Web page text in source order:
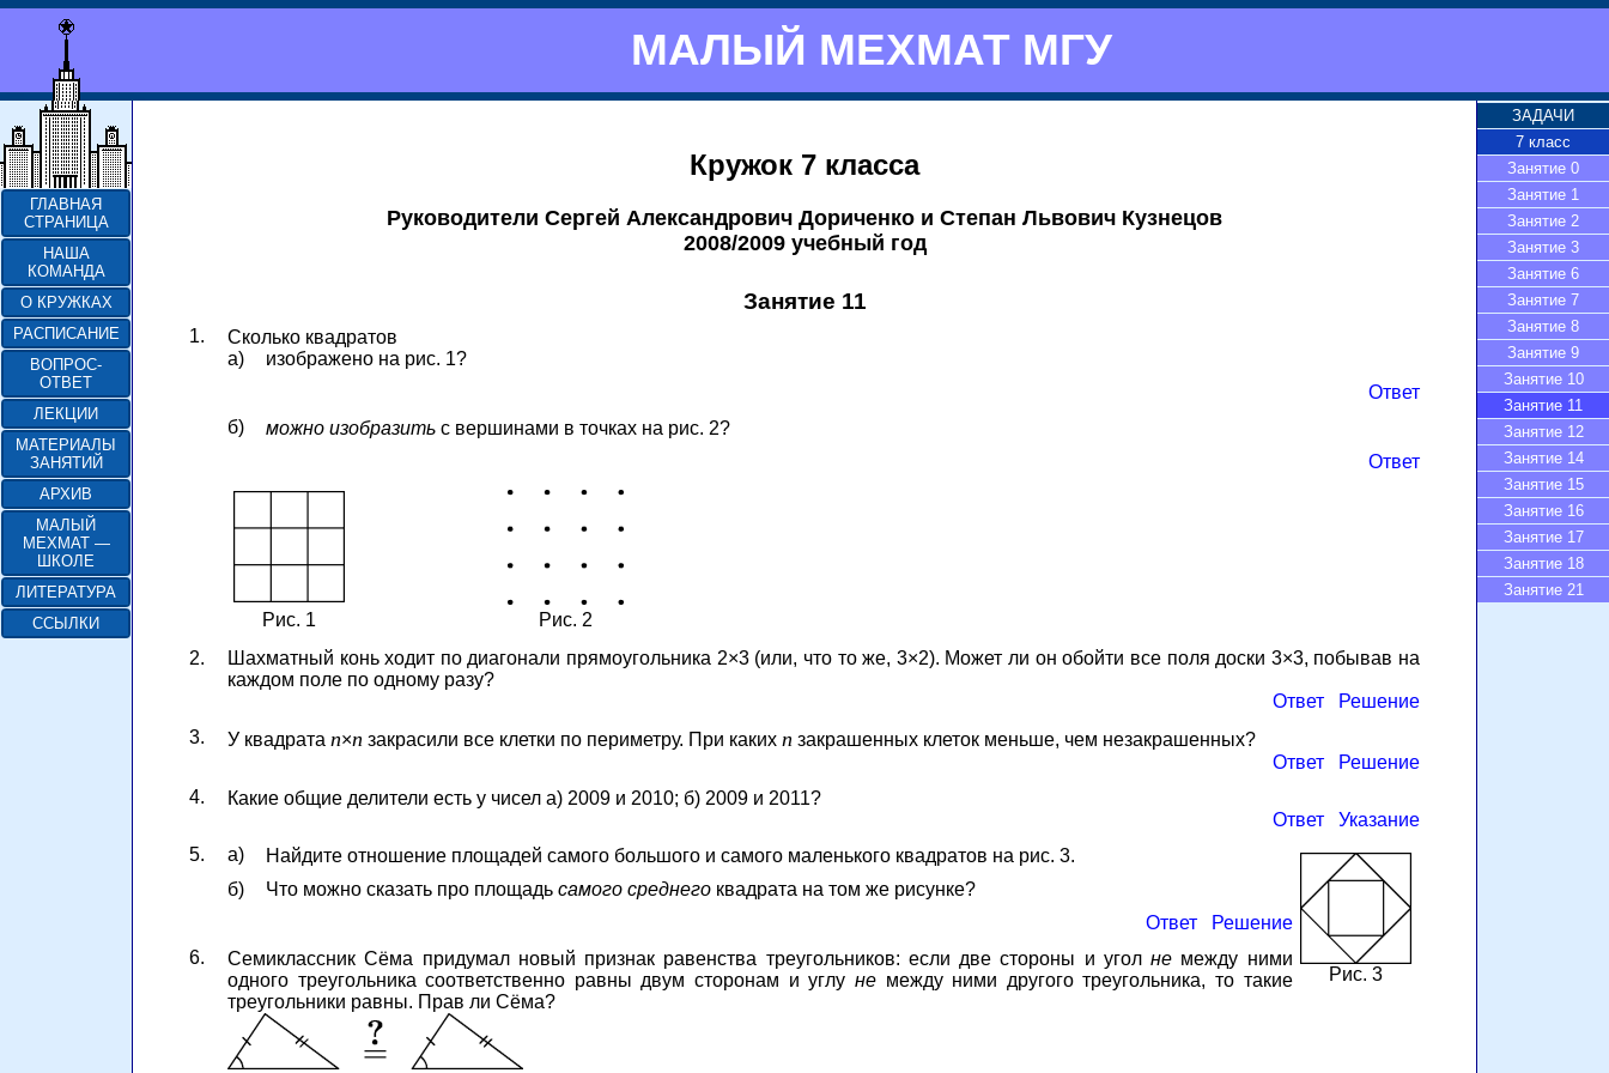
МАЛЫЙ МЕХМАТ МГУ
ГЛАВНАЯ
СТРАНИЦА
НАША
КОМАНДА
О КРУЖКАХ
РАСПИСАНИЕ
ВОПРОС-
ОТВЕТ
ЛЕКЦИИ
МАТЕРИАЛЫ
ЗАНЯТИЙ
АРХИВ
МАЛЫЙ
МЕХМАТ —
ШКОЛЕ
ЛИТЕРАТУРА
ССЫЛКИ
Кружок 7 класса
Руководители Сергей Александрович Дориченко и Степан Львович Кузнецов
2008/2009 учебный год
Занятие 11
1.
Сколько квадратов
а)
изображено на рис. 1?
Ответ
б)
можно изобразить с вершинами в точках на рис. 2?
Ответ
Рис. 1
Рис. 2
2.
Шахматный конь ходит по диагонали прямоугольника 2×3 (или, что то же, 3×2). Может ли он обойти все поля доски 3×3, побывав на
каждом поле по одному разу?
Ответ
Решение
3.
У квадрата n×n закрасили все клетки по периметру. При каких n закрашенных клеток меньше, чем незакрашенных?
Ответ
Решение
4.
Какие общие делители есть у чисел а) 2009 и 2010; б) 2009 и 2011?
Ответ
Указание
5.
Рис. 3
а)
Найдите отношение площадей самого большого и самого маленького квадратов на рис. 3.
б)
Что можно сказать про площадь самого среднего квадрата на том же рисунке?
Ответ
Решение
6.
Семиклассник Сёма придумал новый признак равенства треугольников: если две стороны и уголне между ними
одного треугольника соответственно равны двум сторонам и углу немежду ними другого треугольника, то такие
треугольники равны. Прав ли Сёма?
ЗАДАЧИ
7 класс
Занятие 0
Занятие 1
Занятие 2
Занятие 3
Занятие 6
Занятие 7
Занятие 8
Занятие 9
Занятие 10
Занятие 11
Занятие 12
Занятие 14
Занятие 15
Занятие 16
Занятие 17
Занятие 18
Занятие 21